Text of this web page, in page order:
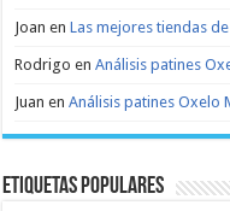
Joan enLas mejores tiendas
Rodrigo enAnálisis patines
Juan enAnálisis patines Oxelo
Etiquetas populares